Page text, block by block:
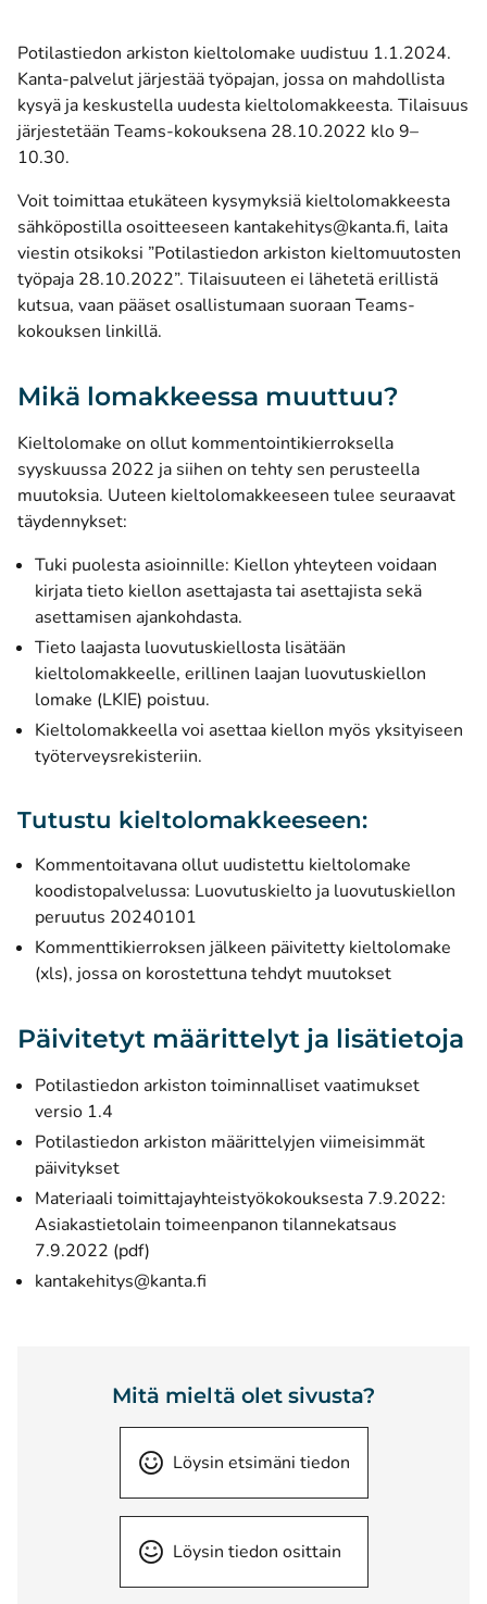
Potilastiedon arkiston kieltolomake uudistuu 1.1.2024.
Kanta-palvelut järjestää työpajan, jossa on mahdollista
kysyä ja keskustella uudesta kieltolomakkeesta. Tilaisuus
järjestetään Teams-kokouksena 28.10.2022 klo 9–
10.30.
Voit toimittaa etukäteen kysymyksiä kieltolomakkeesta
sähköpostilla osoitteeseen kantakehitys@kanta.fi, laita
viestin otsikoksi ”Potilastiedon arkiston kieltomuutosten
työpaja 28.10.2022”. Tilaisuuteen ei lähetetä erillistä
kutsua, vaan pääset osallistumaan suoraan Teams-
kokouksen linkillä(avautuu uuteen ikkunaan)
.
Mikä lomakkeessa muuttuu?
Kieltolomake on ollut kommentointikierroksella
syyskuussa 2022 ja siihen on tehty sen perusteella
muutoksia. Uuteen kieltolomakkeeseen tulee seuraavat
täydennykset:
Tuki puolesta asioinnille: Kiellon yhteyteen voidaan
kirjata tieto kiellon asettajasta tai asettajista sekä
asettamisen ajankohdasta.
Tieto laajasta luovutuskiellosta lisätään
kieltolomakkeelle, erillinen laajan luovutuskiellon
lomake (LKIE) poistuu.
Kieltolomakkeella voi asettaa kiellon myös yksityiseen
työterveysrekisteriin.
Tutustu kieltolomakkeeseen:
Kommentoitavana ollut uudistettu kieltolomake
koodistopalvelussa: Luovutuskielto ja luovutuskiellon
peruutus 20240101
Kommenttikierroksen jälkeen päivitetty kieltolomake
(xls), jossa on korostettuna tehdyt muutokset
Päivitetyt määrittelyt ja lisätietoja
Potilastiedon arkiston toiminnalliset vaatimukset
versio 1.4
Potilastiedon arkiston määrittelyjen viimeisimmät
päivitykset
Materiaali toimittajayhteistyökokouksesta 7.9.2022:
Asiakastietolain toimeenpanon tilannekatsaus
7.9.2022 (pdf)
kantakehitys@kanta.fi
Mitä mieltä olet sivusta?
Löysin etsimäni tiedon
Löysin tiedon osittain